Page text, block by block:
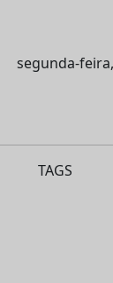
segunda-
TAGS